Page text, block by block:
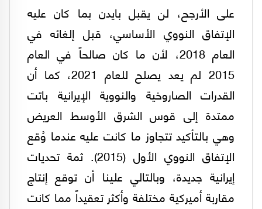
على الأرجح، لن يقبل بايدن بما كان عليه
الإتفاق النووي الأساسي، قبل إلغائه في
العام 2018، لأن ما كان صالحاً في العام
2015 لم يعد يصلح للعام 2021، كما أن
القدرات الصاروخية والنووية الإيرانية باتت
ممتدة إلى قوس الشرق الأوسط العريض
وهي بالتأكيد تتجاوز ما كانت عليه عندما وُقع
الإتفاق النووي الأول (2015). ثمة تحديات
إيرانية جديدة، وبالتالي علينا أن توقع إنتاج
مقاربة أميركية مختلفة وأكثر تعقيداً مما كانت